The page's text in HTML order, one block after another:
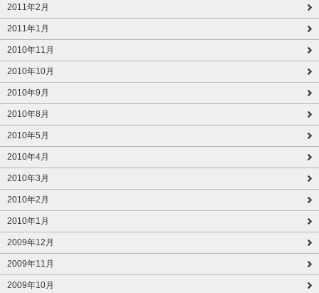
2011年2月
2011年1月
2010年11月
2010年10月
2010年9月
2010年8月
2010年5月
2010年4月
2010年3月
2010年2月
2010年1月
2009年12月
2009年11月
2009年10月